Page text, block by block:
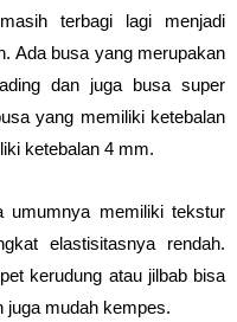
terbagi lagi menjadi
Ada busa yang merupakan
dan juga busa super
yang memiliki ketebalan
ketebalan 4 mm.
umumnya memiliki tekstur
elastisitasnya rendah.
kerudung atau jilbab bisa
juga mudah kempes.